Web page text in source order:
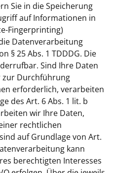
Sie in die Speicherung
auf Informationen in
Fingerprinting)
Datenverarbeitung
§ 25 Abs. 1 TDDDG. Die
Sind Ihre Daten
Durchführung
erforderlich, verarbeiten
des Art. 6 Abs. 1 lit. b
wir Ihre Daten,
rechtlichen
auf Grundlage von Art.
kann
berechtigten Interesses